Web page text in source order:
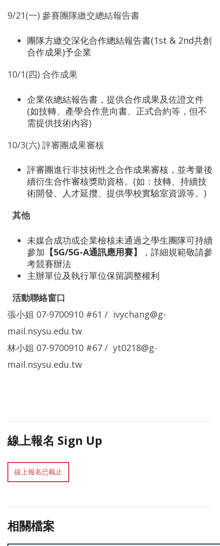
9/21(一) 參賽團隊繳交總結報告書
團隊方繳交深化合作總結報告書(1st & 2nd共創
合作成果)予企業
10/1(四) 合作成果
企業依總結報告書，提供合作成果及佐證文件
(如技轉、產學合作意向書、正式合約等，但不
需提供技術內容)
10/3(六) 評審團成果審核
評審團進行非技術性之合作成果審核，並考量後
續衍生合作審核獎助資格。(如：技轉、持續技
術開發、人才延攬、提供學校實驗室資源等。)
其他
未媒合成功或企業檢核未通過之學生團隊可持續
參加 【5G/5G-A通訊應用賽】
，詳細規範敬請參
考競賽辦法
主辦單位及執行單位保留調整權利
活動聯絡窗口
張小姐 07-9700910 #61 / ivychang@g-
mail.nsysu.edu.tw
林小姐 07-9700910 #67 / yt0218@g-
mail.nsysu.edu.tw
線上報名 Sign Up
線上報名已截止
相關檔案